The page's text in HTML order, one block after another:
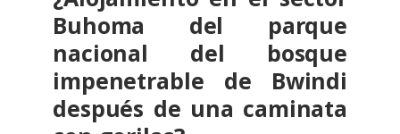
Buhoma del parque
nacional del bosque
impenetrable de Bwindi
después de una caminata